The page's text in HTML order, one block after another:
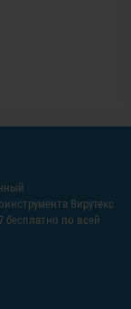
Вирутекс
бесплатно по всей